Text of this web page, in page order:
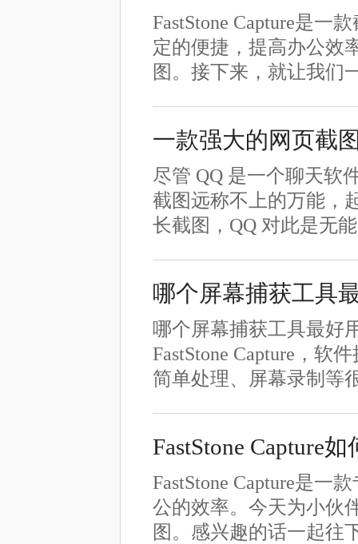
FastStone Capture是一
定的便捷，提高办公效
图。接下来，就让我们
一款强大的网页截
尽管 QQ 是一个聊天软
截图远称不上的万能，
长截图，QQ 对此是无
哪个屏幕捕获工具
哪个屏幕捕获工具最
FastStone Capture，软
简单处理、屏幕录制等
FastStone Capture
FastStone Capture是一
公的效率。今天为小伙
图。感兴趣的话一起往